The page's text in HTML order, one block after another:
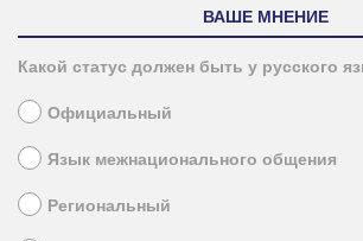
ВАШЕ МНЕНИЕ
Какой статус должен быть у русского
Официальный
Язык межнационального общения
Региональный